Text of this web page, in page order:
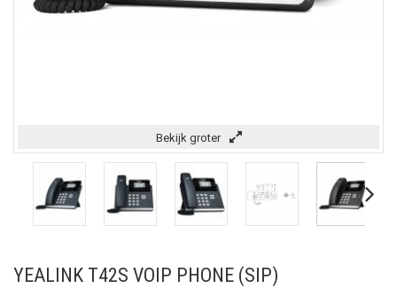
Bekijk groter
YEALINK T42S VOIP PHONE (SIP)